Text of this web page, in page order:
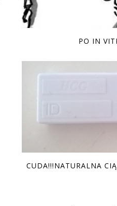
PO IN
CUDA!!!NATURALNA